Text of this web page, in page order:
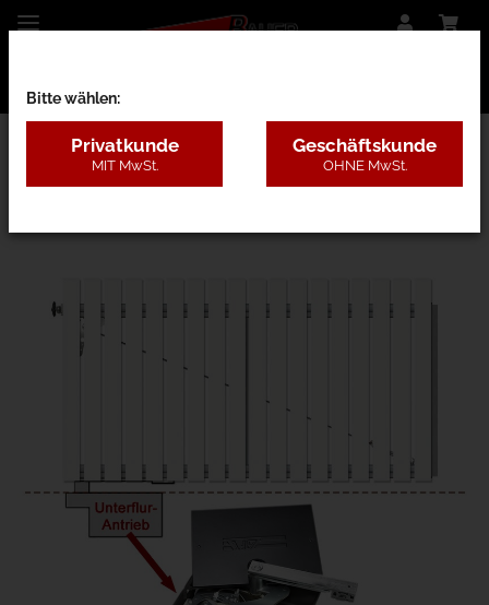
26CB - Kunststoff ohne Pfosten, 4 Farben
Bitte wählen:
Privatkunde
MIT MwSt.
Geschäftskunde
OHNE MwSt.